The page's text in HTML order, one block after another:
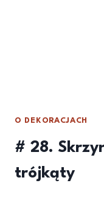
O DEKORACJACH
# 28.
trójkąty